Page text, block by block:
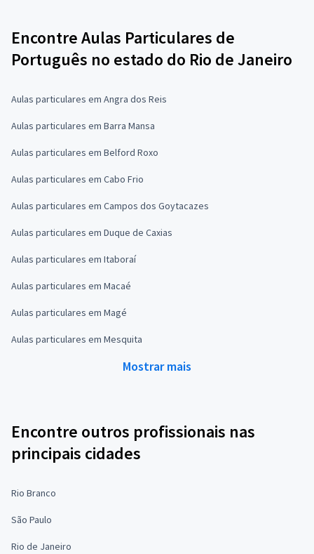
Encontre Aulas Particulares de
Português no estado do Rio de Janeiro
Aulas particulares em Angra dos Reis
Aulas particulares em Barra Mansa
Aulas particulares em Belford Roxo
Aulas particulares em Cabo Frio
Aulas particulares em Campos dos Goytacazes
Aulas particulares em Duque de Caxias
Aulas particulares em Itaboraí
Aulas particulares em Macaé
Aulas particulares em Magé
Aulas particulares em Mesquita
Mostrar mais
Encontre outros profissionais nas
principais cidades
Rio Branco
São Paulo
Rio de Janeiro